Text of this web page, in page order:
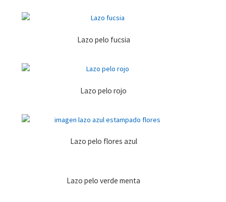
Lazo pelo fucsia
Lazo pelo rojo
Lazo pelo flores azul
Lazo pelo verde menta